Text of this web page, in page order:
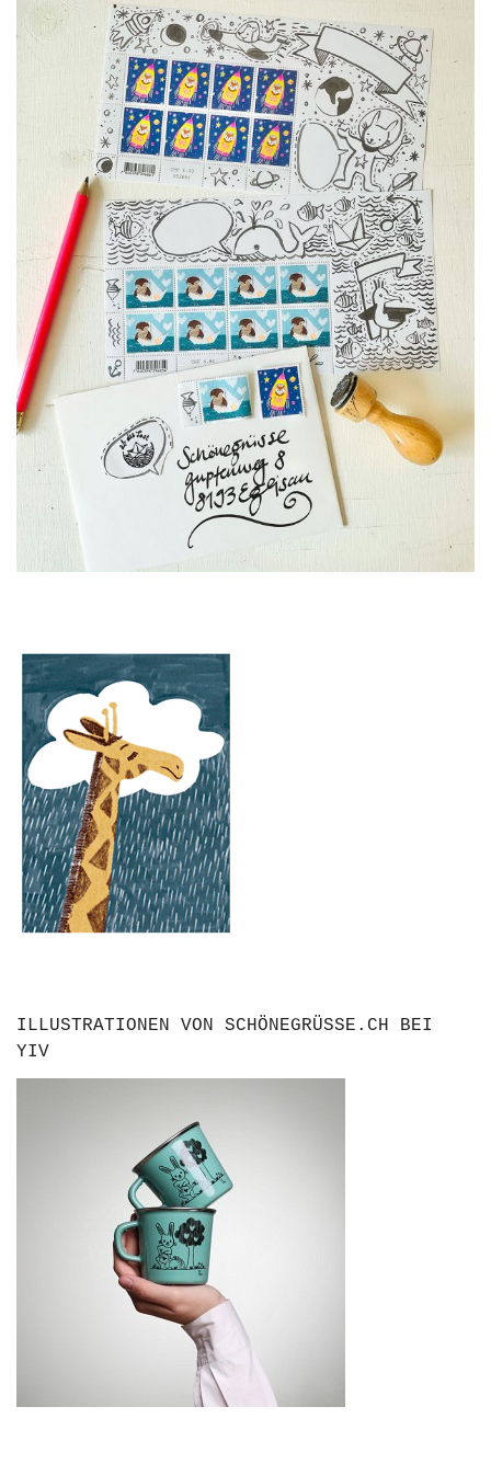
ILLUSTRATIONEN VON SCHÖNEGRÜSSE.CH BEI
YIV